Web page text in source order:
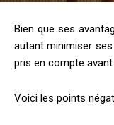
Bien que ses
autant minimiser
pris en compte
Voici les points